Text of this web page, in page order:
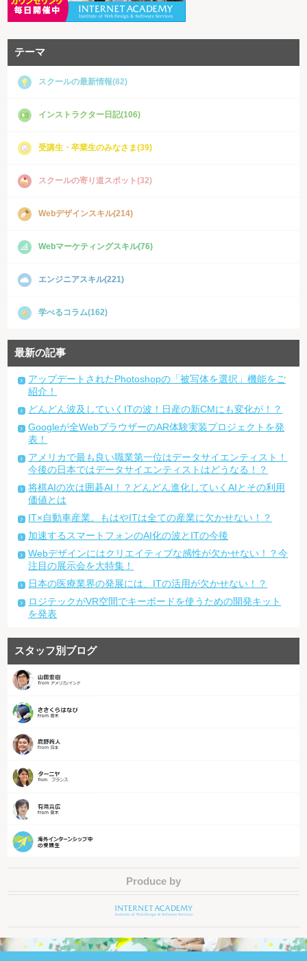
テーマ
スクールの最新情報(82)
インストラクター日記(106)
受講生・卒業生のみなさま(39)
スクールの寄り道スポット(32)
Webデザインスキル(214)
Webマーケティングスキル(76)
エンジニアスキル(221)
学べるコラム(162)
最新の記事
アップデートされたPhotoshopの「被写体を選択」機能をご
紹介！
どんどん波及していくITの波！日産の新CMにも変化が！？
Googleが全WebブラウザーのAR体験実装プロジェクトを発
表！
アメリカで最も良い職業第一位はデータサイエンティスト！
今後の日本ではデータサイエンティストはどうなる！？
将棋AIの次は囲碁AI！？どんどん進化していくAIとその利用
価値とは
IT×自動車産業。もはやITは全ての産業に欠かせない！？
加速するスマートフォンのAI化の波とITの今後
Webデザインにはクリエイティブな感性が欠かせない！？今
注目の展示会を大特集！
日本の医療業界の発展には、ITの活用が欠かせない！？
ロジテックがVR空間でキーボードを使うための開発キット
を発表
スタッフ別ブログ
Produce by